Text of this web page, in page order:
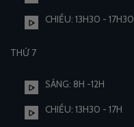
CHIỀU: 13H30 - 17H30
THỨ 7
SÁNG: 8H -12H
CHIỀU: 13H30 - 17H